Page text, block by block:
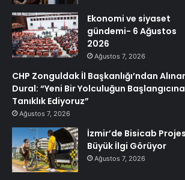
Ekonomi ve siyaset
gündemi- 6 Ağustos
2026
Ağustos 7, 2026
CHP Zonguldak İl Başkanlığı’ndan
Dural: “Yeni Bir Yolculuğun Başlangıcına
Tanıklık Ediyoruz”
Ağustos 7, 2026
İzmir’de Bisicab
Büyük İlgi Görüyor
Ağustos 7, 2026